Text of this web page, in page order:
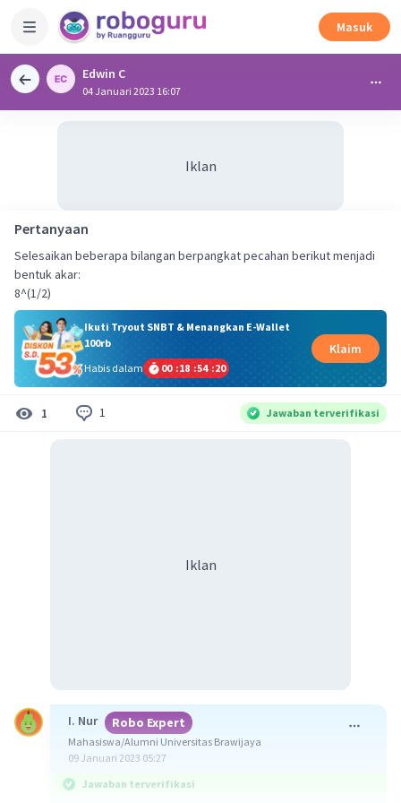
Masuk
Edwin C
04 Januari 2023 16:07
Iklan
Pertanyaan
Selesaikan beberapa bilangan berpangkat pecahan berikut menjadi
bentuk akar:
8^(1/2)
Ikuti Tryout SNBT & Menangkan E-Wallet
100rb
Habis dalam
00 :18 :54 :19
Klaim
1 1 Jawaban terverifikasi
Iklan
I. Nur Robo Expert
Mahasiswa/Alumni Universitas Brawijaya
09 Januari 2023 05:27
Jawaban terverifikasi